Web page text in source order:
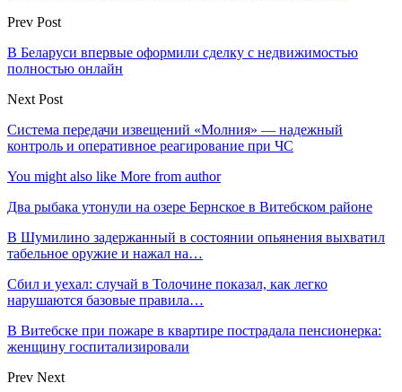
Prev Post
В Беларуси впервые оформили сделку с недвижимостью
полностью онлайн
Next Post
Система передачи извещений «Молния» — надежный
контроль и оперативное реагирование при ЧС
You might also like More from author
Два рыбака утонули на озере Бернское в Витебском районе
В Шумилино задержанный в состоянии опьянения выхватил
табельное оружие и нажал на…
Сбил и уехал: случай в Толочине показал, как легко
нарушаются базовые правила…
В Витебске при пожаре в квартире пострадала пенсионерка:
женщину госпитализировали
Prev Next